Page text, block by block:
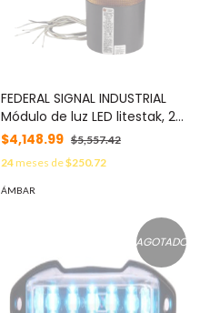
FEDERAL SIGNAL INDUSTRIAL
Módulo de luz LED litestak, 24
VCD, ámbar MOD: LSL024A
$4,148.99 $5,557.42
24meses de$250.72
ÁMBAR
AGOTADO